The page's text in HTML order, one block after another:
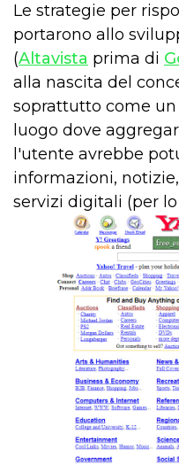
Le strategie per
portarono allo
(Altavista prima di
alla nascita del
soprattutto come
luogo dove
l'utente avrebbe
informazioni,
servizi digitali (per